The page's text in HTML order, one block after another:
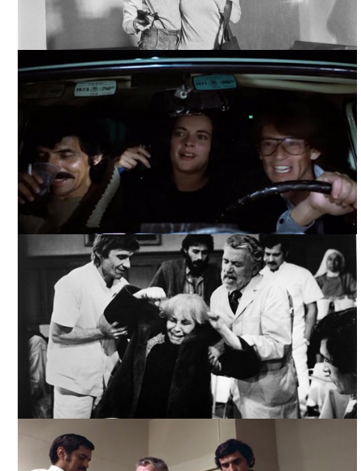
EL INFIERNO DE TODOS TAN TEMIDO, ARCHIVO IMCINE
EL INFIERNO DE TODOS TAN TEMIDO, TOMADA DE
FILMINLATINO
EL INFIERNO DE TODOS TAN TEMIDO, TOMADA DE
FILMINLATINO